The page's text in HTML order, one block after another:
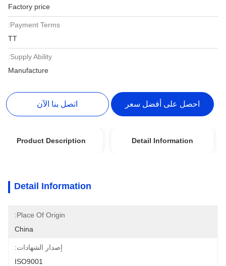
Factory price
Payment Terms:
TT
Supply Ability:
Manufacture
احصل على أفضل سعر اتصل بنا الآن
Detail Information
Product Description
Detail Information
Place Of Origin:
China
إصدار الشهادات:
ISO9001